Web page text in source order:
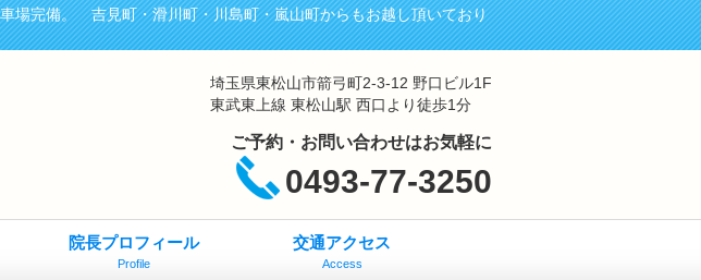
場完備。 吉見町・滑川町・川島町・嵐山町からもお越し頂いており
埼玉県東松山市箭弓町2-3-12 野口ビル1F
東武東上線 東松山駅 西口より徒歩1分
ご予約・お問い合わせはお気軽に
0493-77-3250
院長プロフィール
Profile
交通アクセス
Access